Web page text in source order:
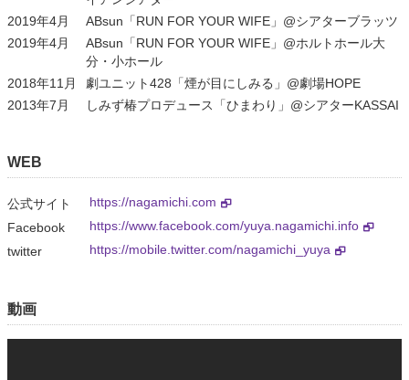
2019年4月
ABsun「RUN FOR YOUR WIFE」@シアターブラッツ
2019年4月
ABsun「RUN FOR YOUR WIFE」@ホルトホール大
分・小ホール
2018年11月
劇ユニット428「煙が目にしみる」@劇場HOPE
2013年7月
しみず椿プロデュース「ひまわり」@シアターKASSAI
WEB
公式サイト
https://nagamichi.com
Facebook
https://www.facebook.com/yuya.nagamichi.info
twitter
https://mobile.twitter.com/nagamichi_yuya
動画